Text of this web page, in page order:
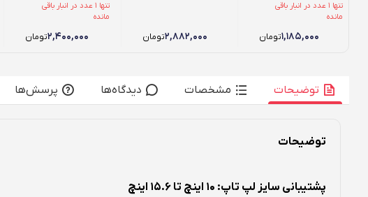
تنها 1 عدد در انبار باقی
مانده
۱,۱۸۵,۰۰۰تومان ۲,۸۸۲,۰۰۰تومان
تنها 1 عدد در انبار باقی
مانده
۲,۴۰۰,۰۰۰تومان
توضیحات مشخصات دیدگاه‌ها پرسش‌ها
توضیحات
پشتیبانی سایز لپ تاپ: 10 اینچ تا 15.6 اینچ